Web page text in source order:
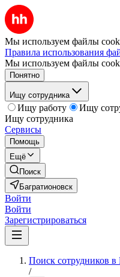
Мы используем файлы
Правила использования
Мы используем файлы
Понятно
Ищу сотрудника
Ищу работу
Ищу
Ищу сотрудника
Сервисы
Помощь
Ещё
Поиск
Багратионовск
Войти
Войти
Зарегистрироваться
Поиск сотрудников в
/